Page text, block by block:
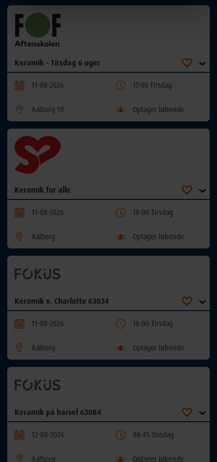
Keramik - Tirsdag 6 uger
11-08-2026 17:00 Tirsdag
Aalborg SV Optager løbende
Keramik for alle
11-08-2026 18:00 Tirsdag
Aalborg Optager løbende
Keramik v. Charlotte 63034
11-08-2026 18:00 Tirsdag
Aalborg Optager løbende
Keramik på barsel 63084
12-08-2026 08:45 Onsdag
Aalborg Optager løbende